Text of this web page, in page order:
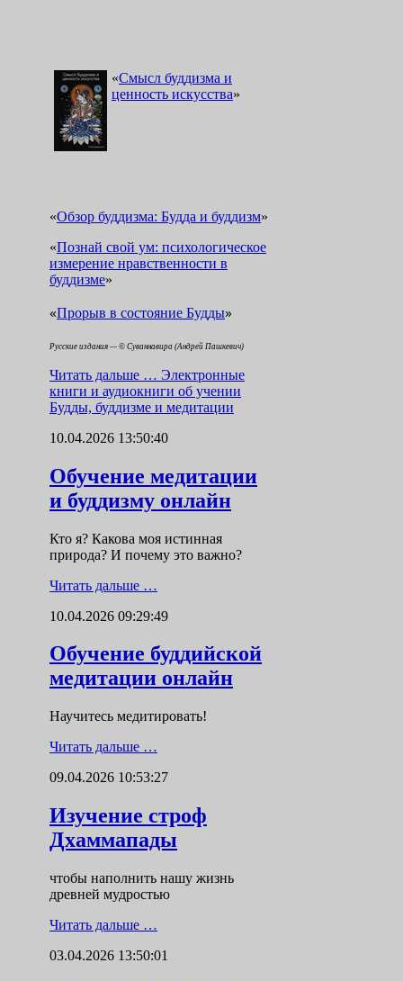
«Смысл буддизма и
ценность искусства»
«Обзор буддизма: Будда и буддизм»
«Познай свой ум: психологическое
измерение нравственности в
буддизме»
«Прорыв в состояние Будды»
Русские издания — © Суваннавира (Андрей Пашкевич)
Читать дальше … Электронные
книги и аудиокниги об учении
Будды, буддизме и медитации
10.04.2026 13:50:40
Обучение медитации
и буддизму онлайн
Кто я? Какова моя истинная
природа? И почему это важно?
Читать дальше …
10.04.2026 09:29:49
Обучение буддийской
медитации онлайн
Научитесь медитировать!
Читать дальше …
09.04.2026 10:53:27
Изучение строф
Дхаммапады
чтобы наполнить нашу жизнь
древней мудростью
Читать дальше …
03.04.2026 13:50:01